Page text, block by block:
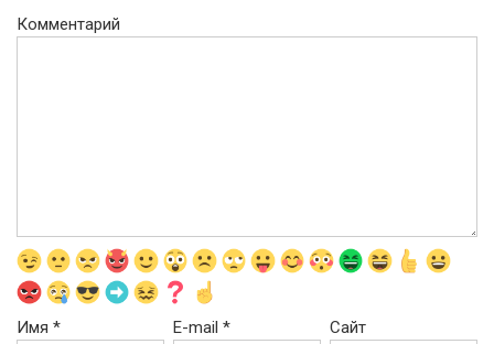
Комментарий
Имя * E-mail* Сайт